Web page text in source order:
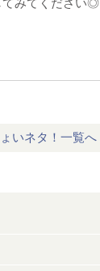
てみてください◎
いネタ！一覧へ